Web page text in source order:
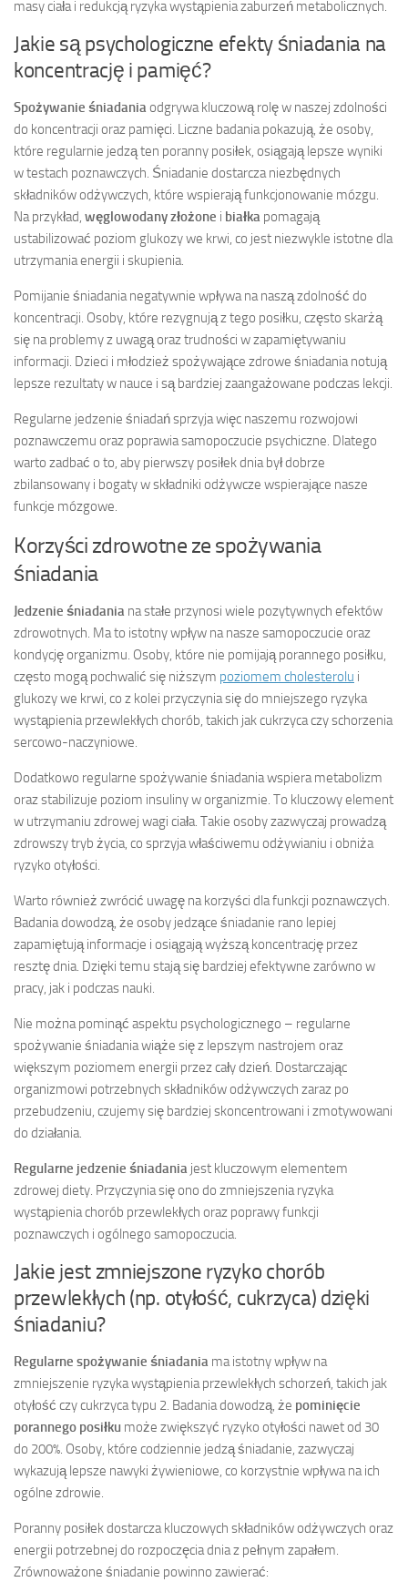
masy ciała i redukcją ryzyka wystąpienia zaburzeń metabolicznych.
Jakie są psychologiczne efekty śniadania na
koncentrację i pamięć?
Spożywanie śniadaniaodgrywa kluczową rolę w naszej zdolności
do koncentracji oraz pamięci. Liczne badania pokazują, że osoby,
które regularnie jedzą ten poranny posiłek, osiągają lepsze wyniki
w testach poznawczych. Śniadanie dostarcza niezbędnych
składników odżywczych, które wspierają funkcjonowanie mózgu.
Na przykład, węglowodany złożone i białka pomagają
ustabilizować poziom glukozy we krwi, co jest niezwykle istotne dla
utrzymania energii i skupienia.
Pomijanie śniadania negatywnie wpływa na naszą zdolność do
koncentracji. Osoby, które rezygnują z tego posiłku, często skarżą
się na problemy z uwagą oraz trudności w zapamiętywaniu
informacji. Dzieci i młodzież spożywające zdrowe śniadania notują
lepsze rezultaty w nauce i są bardziej zaangażowane podczas lekcji.
Regularne jedzenie śniadań sprzyja więc naszemu rozwojowi
poznawczemu oraz poprawia samopoczucie psychiczne. Dlatego
warto zadbać o to, aby pierwszy posiłek dnia był dobrze
zbilansowany i bogaty w składniki odżywcze wspierające nasze
funkcje mózgowe.
Korzyści zdrowotne ze spożywania
śniadania
Jedzenie śniadania na stałe przynosi wiele pozytywnych efektów
zdrowotnych. Ma to istotny wpływ na nasze samopoczucie oraz
kondycję organizmu. Osoby, które nie pomijają porannego posiłku,
często mogą pochwalić się niższym poziomem cholesterolu i
glukozy we krwi, co z kolei przyczynia się do mniejszego ryzyka
wystąpienia przewlekłych chorób, takich jak cukrzyca czy schorzenia
sercowo-naczyniowe.
Dodatkowo regularne spożywanie śniadania wspiera metabolizm
oraz stabilizuje poziom insuliny w organizmie. To kluczowy element
w utrzymaniu zdrowej wagi ciała. Takie osoby zazwyczaj prowadzą
zdrowszy tryb życia, co sprzyja właściwemu odżywianiu i obniża
ryzyko otyłości.
Warto również zwrócić uwagę na korzyści dla funkcji poznawczych.
Badania dowodzą, że osoby jedzące śniadanie rano lepiej
zapamiętują informacje i osiągają wyższą koncentrację przez
resztę dnia. Dzięki temu stają się bardziej efektywne zarówno w
pracy, jak i podczas nauki.
Nie można pominąć aspektu psychologicznego – regularne
spożywanie śniadania wiąże się z lepszym nastrojem oraz
większym poziomem energii przez cały dzień. Dostarczając
organizmowi potrzebnych składników odżywczych zaraz po
przebudzeniu, czujemy się bardziej skoncentrowani i zmotywowani
do działania.
Regularne jedzenie śniadania jest kluczowym elementem
zdrowej diety. Przyczynia się ono do zmniejszenia ryzyka
wystąpienia chorób przewlekłych oraz poprawy funkcji
poznawczych i ogólnego samopoczucia.
Jakie jest zmniejszone ryzyko chorób
przewlekłych (np. otyłość, cukrzyca) dzięki
śniadaniu?
Regularne spożywanie śniadania ma istotny wpływ na
zmniejszenie ryzyka wystąpienia przewlekłych schorzeń, takich jak
otyłość czy cukrzyca typu 2. Badania dowodzą, że pominięcie
porannego posiłku może zwiększyć ryzyko otyłości nawet od 30
do 200%. Osoby, które codziennie jedzą śniadanie, zazwyczaj
wykazują lepsze nawyki żywieniowe, co korzystnie wpływa na ich
ogólne zdrowie.
Poranny posiłek dostarcza kluczowych składników odżywczych oraz
energii potrzebnej do rozpoczęcia dnia z pełnym zapałem.
Zrównoważone śniadanie powinno zawierać: